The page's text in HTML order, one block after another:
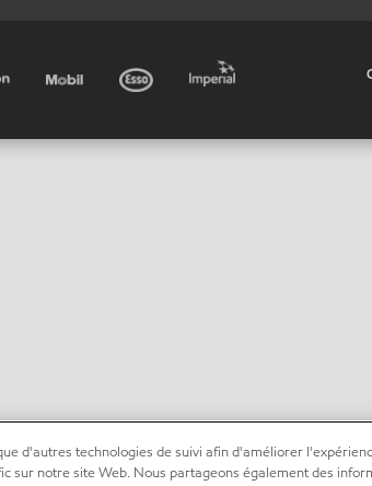
d'autres technologies de suivi afin d'améliorer
sur notre site Web. Nous partageons également des